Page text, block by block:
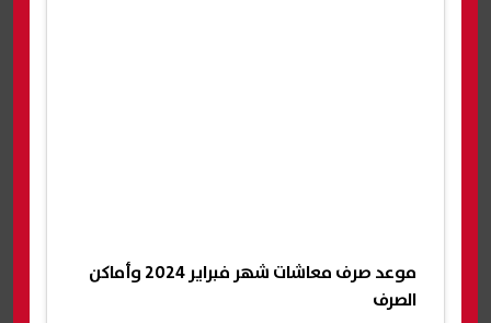
موعد صرف معاشات شهر فبراير 2024 وأماكن
الصرف